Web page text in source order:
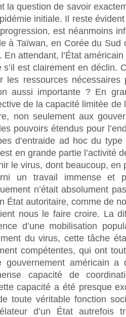
la question de savoir
initiale. Il reste
est néanmoins
à Taïwan, en Corée du Sud
En attendant, l’État
est clairement en déclin.
les ressources nécessaires
aussi importante ? En
de la capacité limitée de
non seulement aux
pouvoirs étendus pour
d’entraide ad hoc du
en grande partie l’activité
le virus, dont beaucoup, en
un travail immense et
n’était absolument
État autoritaire, comme de
nous le faire croire. La
d’une mobilisation
du virus, cette tâche
compétentes, qui ont
américain a
capacité de
capacité a été presque
toute véritable fonction
d’un État autrefois